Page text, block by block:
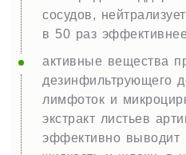
сосудов,
в 50 раз
активные вещества
дезинфильтрующего
лимфоток и
экстракт листьев
эффективно